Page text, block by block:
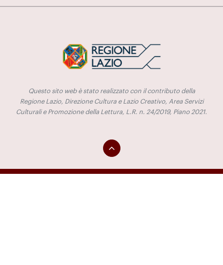
Questo sito web è stato realizzato con il contributo della
Regione Lazio, Direzione Cultura e Lazio Creativo, Area Servizi
Culturali e Promozione della Lettura, L.R. n. 24/2019, Piano 2021.